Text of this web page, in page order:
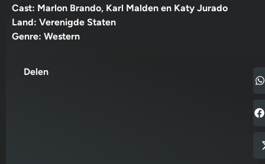
Cast: Marlon Brando, Karl Malden en Katy Jurado
Land: Verenigde Staten
Genre: Western
Delen